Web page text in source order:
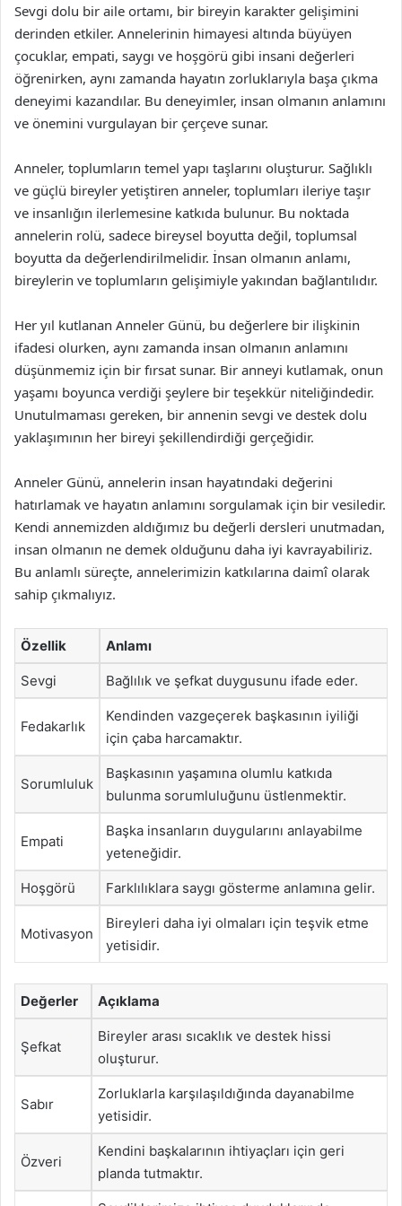
Sevgi dolu bir aile ortamı, bir bireyin karakter gelişimini
derinden etkiler. Annelerinin himayesi altında büyüyen
çocuklar, empati, saygı ve hoşgörü gibi insani değerleri
öğrenirken, aynı zamanda hayatın zorluklarıyla başa çıkma
deneyimi kazandılar. Bu deneyimler, insan olmanın anlamını
ve önemini vurgulayan bir çerçeve sunar.
Anneler, toplumların temel yapı taşlarını oluşturur. Sağlıklı
ve güçlü bireyler yetiştiren anneler, toplumları ileriye taşır
ve insanlığın ilerlemesine katkıda bulunur. Bu noktada
annelerin rolü, sadece bireysel boyutta değil, toplumsal
boyutta da değerlendirilmelidir. İnsan olmanın anlamı,
bireylerin ve toplumların gelişimiyle yakından bağlantılıdır.
Her yıl kutlanan Anneler Günü, bu değerlere bir ilişkinin
ifadesi olurken, aynı zamanda insan olmanın anlamını
düşünmemiz için bir fırsat sunar. Bir anneyi kutlamak, onun
yaşamı boyunca verdiği şeylere bir teşekkür niteliğindedir.
Unutulmaması gereken, bir annenin sevgi ve destek dolu
yaklaşımının her bireyi şekillendirdiği gerçeğidir.
Anneler Günü, annelerin insan hayatındaki değerini
hatırlamak ve hayatın anlamını sorgulamak için bir vesiledir.
Kendi annemizden aldığımız bu değerli dersleri unutmadan,
insan olmanın ne demek olduğunu daha iyi kavrayabiliriz.
Bu anlamlı süreçte, annelerimizin katkılarına daimî olarak
sahip çıkmalıyız.
Özellik Anlamı
Sevgi Bağlılık ve şefkat duygusunu ifade eder.
Fedakarlık
Kendinden vazgeçerek başkasının iyiliği
için çaba harcamaktır.
Sorumluluk
Başkasının yaşamına olumlu katkıda
bulunma sorumluluğunu üstlenmektir.
Empati
Başka insanların duygularını anlayabilme
yeteneğidir.
Hoşgörü Farklılıklara saygı gösterme anlamına gelir.
Motivasyon
Bireyleri daha iyi olmaları için teşvik etme
yetisidir.
Değerler Açıklama
Şefkat
Bireyler arası sıcaklık ve destek hissi
oluşturur.
Sabır
Zorluklarla karşılaşıldığında dayanabilme
yetisidir.
Özveri
Kendini başkalarının ihtiyaçları için geri
planda tutmaktır.